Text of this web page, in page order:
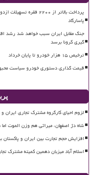
پاسارگاد
جنگ مقابل ایران سبب خواهد شد رشد
گیری کرونا برسد
ترخیص ۱۵ هزار خودرو تا پایان خرداد
قیمت گذاری دستوری خودرو سیاست
لزوم احیای کارگروه مشترک تجاری ایران
شاه دژ اصفهان، میراثی هم وزن الموت
افزایش حجم تجارت بین ایران و پاکستان به رقم ۱۰
اسلام آباد میزبان دهمین کمیته مشترک